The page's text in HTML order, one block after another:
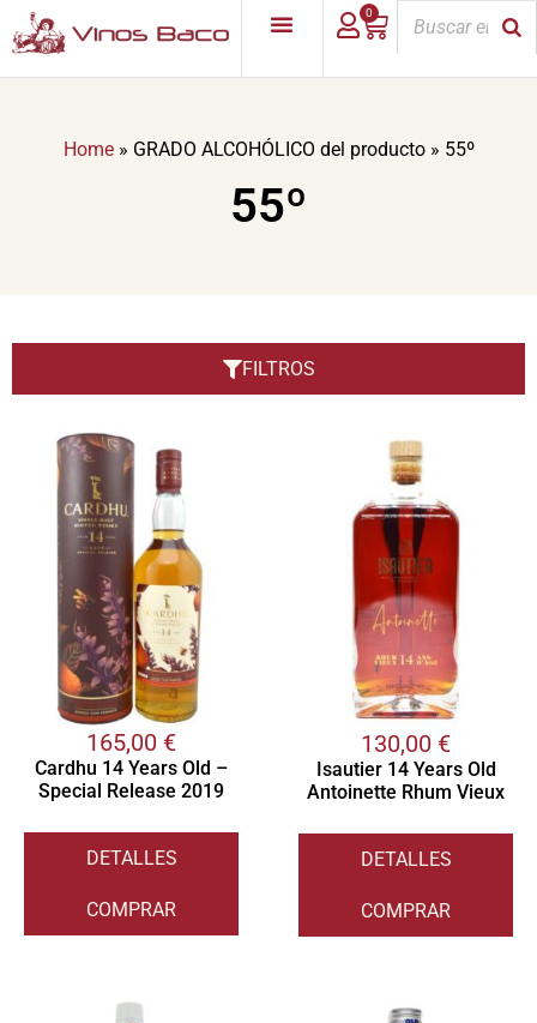
0
Home» GRADO ALCOHÓLICO del producto» 55º
55º
165,00 €
Cardhu 14 Years Old –
Special Release 2019
DETALLES
COMPRAR
130,00 €
Isautier 14 Years Old
Antoinette Rhum Vieux
DETALLES
COMPRAR
FILTROS